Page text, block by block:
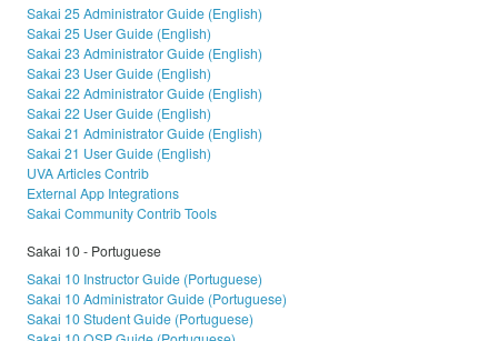
Sakai 25 Administrator Guide (English)
Sakai 25 User Guide (English)
Sakai 23 Administrator Guide (English)
Sakai 23 User Guide (English)
Sakai 22 Administrator Guide (English)
Sakai 22 User Guide (English)
Sakai 21 Administrator Guide (English)
Sakai 21 User Guide (English)
UVA Articles Contrib
External App Integrations
Sakai Community Contrib Tools
Sakai 10 - Portuguese
Sakai 10 Instructor Guide (Portuguese)
Sakai 10 Administrator Guide (Portuguese)
Sakai 10 Student Guide (Portuguese)